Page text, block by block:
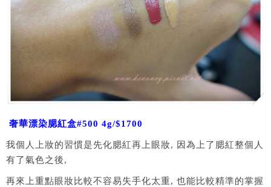
奢華漂染腮紅盒#500 4g/$1700
我個人上妝的習慣是先化腮紅再上眼妝, 因為上了腮紅整個人
有了氣色之後,
再來上重點眼妝比較不容易失手化太重, 也能比較精準的掌握